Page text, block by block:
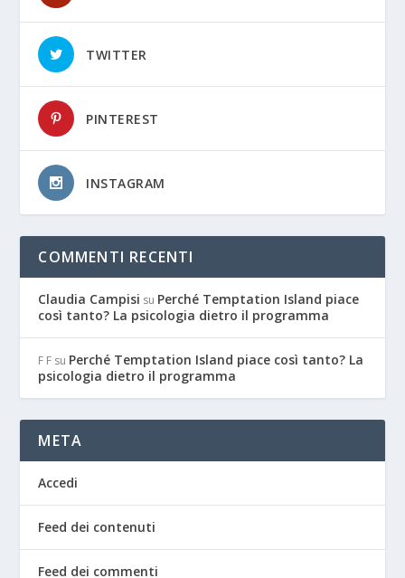
TWITTER
PINTEREST
INSTAGRAM
COMMENTI RECENTI
Claudia Campisi su Perché Temptation Island piace
così tanto? La psicologia dietro il programma
F F su Perché Temptation Island piace così tanto? La
psicologia dietro il programma
META
Accedi
Feed dei contenuti
Feed dei commenti